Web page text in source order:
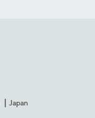
Japan